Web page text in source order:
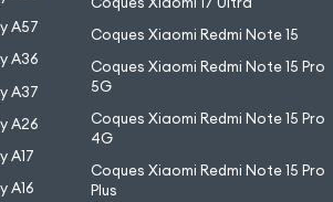
A57
A36
A37
A26
A17
A16
Coques Xiaomi Redmi Note 15
Coques Xiaomi Redmi Note 15 Pro
5G
Coques Xiaomi Redmi Note 15 Pro
4G
Coques Xiaomi Redmi Note 15 Pro
Plus